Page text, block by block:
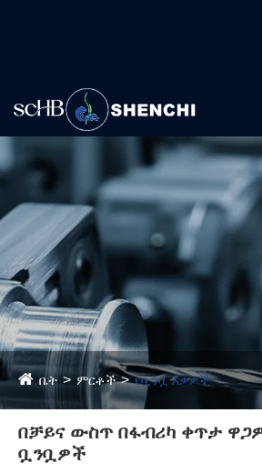
ቤት ምርቶች የቧንቧ እቃዎች
በቻይና ውስጥ በፋብሪካ ቀጥታ
ቧንቧዎች